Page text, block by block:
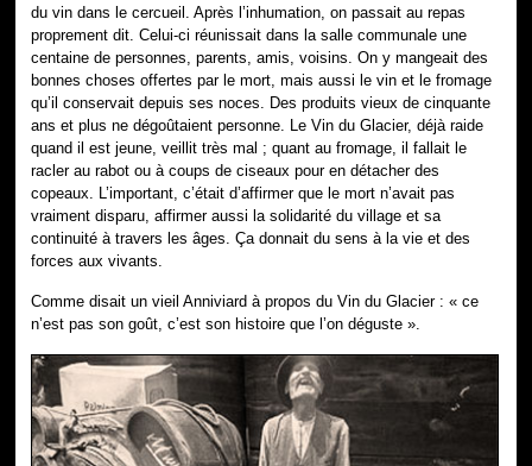
du vin dans le cercueil. Après l’inhumation, on passait au repas
proprement dit. Celui-ci réunissait dans la salle communale une
centaine de personnes, parents, amis, voisins. On y mangeait des
bonnes choses offertes par le mort, mais aussi le vin et le fromage
qu’il conservait depuis ses noces. Des produits vieux de cinquante
ans et plus ne dégoûtaient personne. Le Vin du Glacier, déjà raide
quand il est jeune, veillit très mal ; quant au fromage, il fallait le
racler au rabot ou à coups de ciseaux pour en détacher des
copeaux. L’important, c’était d’affirmer que le mort n’avait pas
vraiment disparu, affirmer aussi la solidarité du village et sa
continuité à travers les âges. Ça donnait du sens à la vie et des
forces aux vivants.
Comme disait un vieil Anniviard à propos du Vin du Glacier : « ce
n’est pas son goût, c’est son histoire que l’on déguste ».